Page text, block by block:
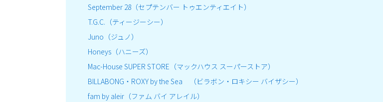
September 28（セプテンバー トゥエンティエイト）
T.G.C.（ティージーシー）
Juno（ジュノ）
Honeys（ハニーズ）
Mac-House SUPER STORE（マックハウス スーパーストア）
BILLABONG・ROXY by the Sea （ビラボン・ロキシー バイザシー）
fam by aleir（ファム バイ アレイル）